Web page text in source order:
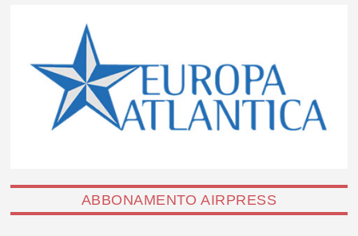
ABBONAMENTO AIRPRESS